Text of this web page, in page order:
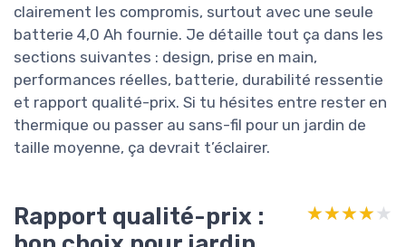
clairement les compromis, surtout avec une seule
batterie 4,0 Ah fournie. Je détaille tout ça dans les
sections suivantes : design, prise en main,
performances réelles, batterie, durabilité ressentie
et rapport qualité-prix. Si tu hésites entre rester en
thermique ou passer au sans-fil pour un jardin de
taille moyenne, ça devrait t’éclairer.
Rapport qualité-prix :
★★★★★
★★★★★